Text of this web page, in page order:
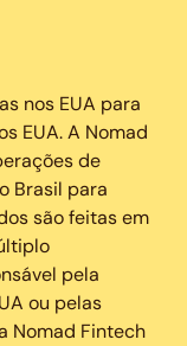
nos EUA para
EUA. A Nomad
de
Brasil para
são feitas em
pela
ou pelas
Nomad Fintech